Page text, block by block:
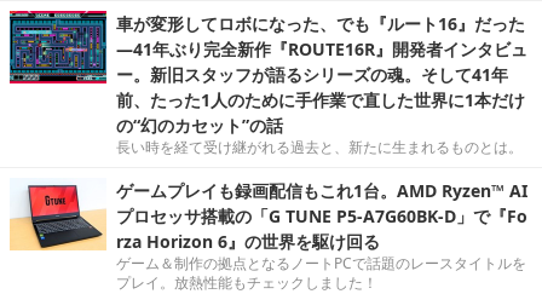
車が変形してロボになった、でも『ルート16』だった
―41年ぶり完全新作『ROUTE16R』開発者インタビュ
ー。新旧スタッフが語るシリーズの魂。そして41年
前、たった1人のために手作業で直した世界に1本だけ
の“幻のカセット”の話
長い時を経て受け継がれる過去と、新たに生まれるものとは。
ゲームプレイも録画配信もこれ1台。AMD Ryzen™ AI
プロセッサ搭載の「G TUNE P5-A7G60BK-D」で『Fo
rza Horizon 6』の世界を駆け回る
ゲーム＆制作の拠点となるノートPCで話題のレースタイトルを
プレイ。放熱性能もチェックしました！